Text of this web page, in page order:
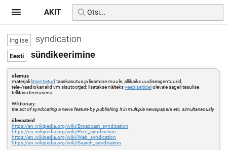
syndication
sündikeerimine
olemus
materjali litsentsitud taaskasutus ja lisamine muule, allikaiks uudiseagentuurid,
tele-/raadiokanalid vm sisutootjad; lisatakse näiteksveebisaitidel olevale sageli tasulise
tellitava teenusena
Wiktionary:
the act of syndicating a news feature by publishing it in multiple newspapers etc, simultaneously
ülevaateid
https://en.wikipedia.org/wiki/Broadcast_syndication
https://en.wikipedia.org/wiki/Print_syndication
https://en.wikipedia.org/wiki/Web_syndication
https://en.wikipedia.org/wiki/Search_syndication
AKIT